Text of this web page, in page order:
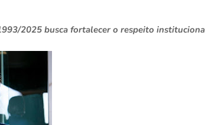
2025 busca fortalecer o respeito